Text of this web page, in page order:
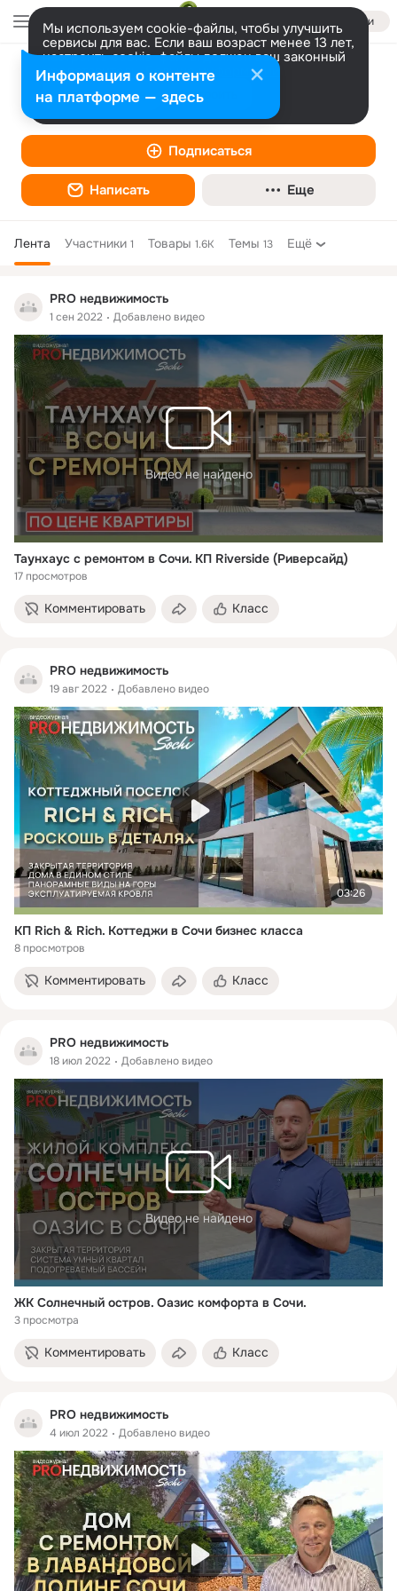
Войти
Мы используем cookie-файлы, чтобы улучшить
сервисы для вас. Если ваш возраст менее 13 лет,
настроить cookie-файлы должен ваш законный
представитель. Больше информации
Разрешить все Настроить
PRO недвижимость
Агентство недвижимости
Подписаться
Написать Еще
Лента Участники 1 Товары 1.6K Темы 13 Ещё
PRO недвижимость
1 сен 2022 Добавлено видео
Видео не найдено
Таунхаус с ремонтом в Сочи. КП Riverside (Риверсайд)
17 просмотров
Комментировать Класс
PRO недвижимость
19 авг 2022 Добавлено видео
03:26
КП Rich & Rich. Коттеджи в Сочи бизнес класса
8 просмотров
Комментировать Класс
PRO недвижимость
18 июл 2022 Добавлено видео
Видео не найдено
ЖК Солнечный остров. Оазис комфорта в Сочи.
3 просмотра
Комментировать Класс
PRO недвижимость
4 июл 2022 Добавлено видео
Информация о контенте
на платформе — здесь